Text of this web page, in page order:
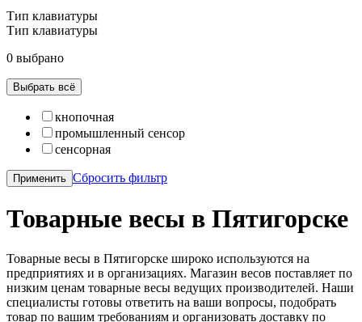
Тип клавиатуры
Тип клавиатуры
0 выбрано
Выбрать всё
кнопочная
промышленный сенсор
сенсорная
Применить Сбросить фильтр
Товарные весы в Пятигорске
Товарные весы в Пятигорске широко используются на
предприятиях и в организациях. Магазин весов поставляет по
низким ценам товарные весы ведущих производителей. Наши
специалисты готовы ответить на ваши вопросы, подобрать
товар по вашим требованиям и организовать доставку по